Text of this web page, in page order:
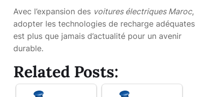
Avec l’expansion des voitures électriques Maroc,
adopter les technologies de recharge adéquates
est plus que jamais d’actualité pour un avenir
durable.
Related Posts: